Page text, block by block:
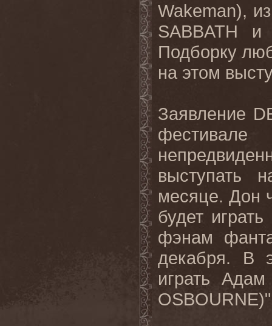
Wakeman),
SABBATH
Подборку
на этом
Заявление
выступать
месяце. Дон
будет
фэнам
декабря. В
играть